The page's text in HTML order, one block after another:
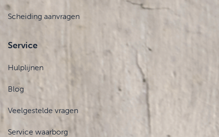
Scheiding aanvragen
Service
Hulplijnen
Blog
Veelgestelde vragen
Service waarborg